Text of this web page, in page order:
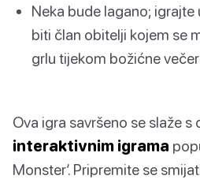
Neka bude lagano; igrajte
biti član obitelji kojem se
grlu tijekom božićne
Ova igra savršeno se slaže s
interaktivnim igrama
Monster’. Pripremite se